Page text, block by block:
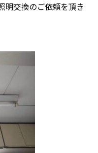
明交換のご依頼を頂き